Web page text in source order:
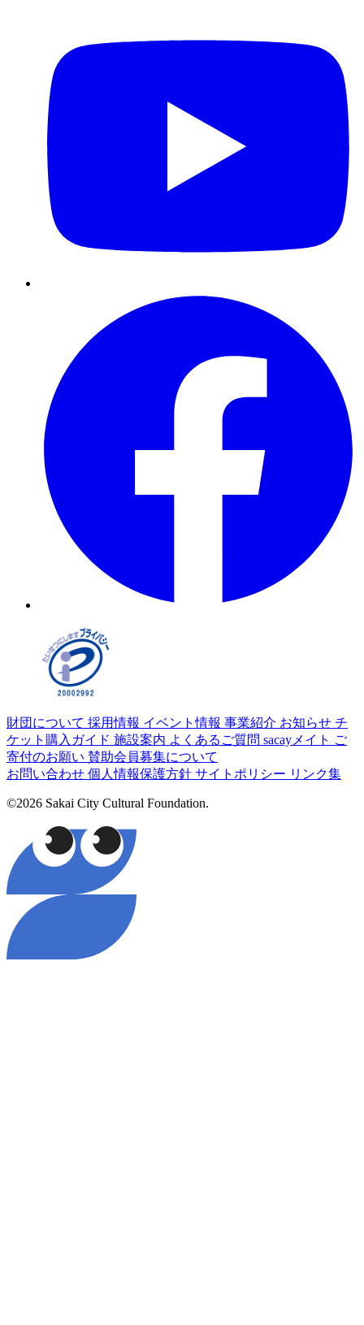
財団について 採用情報 イベント情報 事業紹介 お知らせ チ
ケット購入ガイド 施設案内 よくあるご質問 sacayメイト ご
寄付のお願い 賛助会員募集について
お問い合わせ 個人情報保護方針 サイトポリシー リンク集
©2026 Sakai City Cultural Foundation.